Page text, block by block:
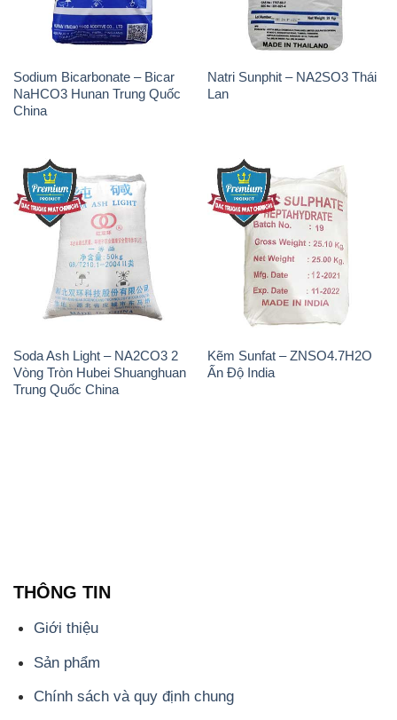
Sodium Bicarbonate – Bicar
NaHCO3 Hunan Trung Quốc
China
Natri Sunphit – NA2SO3 Thái
Lan
Soda Ash Light – NA2CO3 2
Vòng Tròn Hubei Shuanghuan
Trung Quốc China
Kẽm Sunfat – ZNSO4.7H2O
Ấn Độ India
THÔNG TIN
Giới thiệu
Sản phẩm
Chính sách và quy định chung